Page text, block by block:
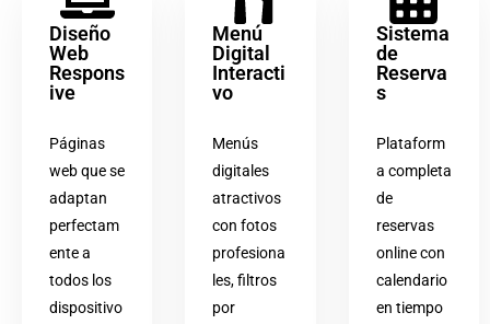
Diseño
Web
Respons
ive
Páginas
web que se
adaptan
perfectam
ente a
todos los
dispositivo
Menú
Digital
Interacti
vo
Menús
digitales
atractivos
con fotos
profesiona
les, filtros
por
Sistema
de
Reserva
s
Plataform
a completa
de
reservas
online con
calendario
en tiempo